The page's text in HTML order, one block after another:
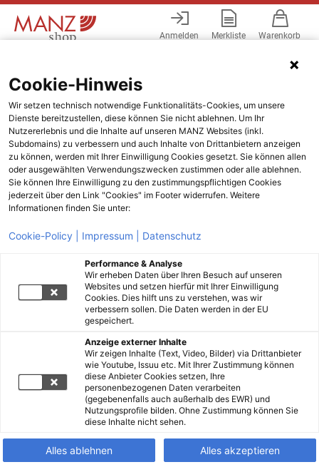
Anmelden Merkliste Warenkorb
Cookie-Hinweis
Wir setzen technisch notwendige Funktionalitäts-Cookies, um unsere
Dienste bereitzustellen, diese können Sie nicht ablehnen. Um Ihr
Nutzererlebnis und die Inhalte auf unseren MANZ Websites (inkl.
Subdomains) zu verbessern und auch Inhalte von Drittanbietern anzeigen
zu können, werden mit Ihrer Einwilligung Cookies gesetzt. Sie können allen
oder ausgewählten Verwendungszwecken zustimmen oder alle ablehnen.
Sie können Ihre Einwilligung zu den zustimmungspflichtigen Cookies
jederzeit über den Link "Cookies" im Footer widerrufen. Weitere
Informationen finden Sie unter:
Cookie-Policy | Impressum | Datenschutz
Performance & Analyse
Wir erheben Daten über Ihren Besuch auf unseren
Websites und setzen hierfür mit Ihrer Einwilligung
Cookies. Dies hilft uns zu verstehen, was wir
verbessern sollen. Die Daten werden in der EU
gespeichert.
Anzeige externer Inhalte
Wir zeigen Inhalte (Text, Video, Bilder) via Drittanbieter
wie Youtube, Issuu etc. Mit Ihrer Zustimmung können
diese Anbieter Cookies setzen, Ihre
personenbezogenen Daten verarbeiten
(gegebenenfalls auch außerhalb des EWR) und
Nutzungsprofile bilden. Ohne Zustimmung können Sie
diese Inhalte nicht sehen.
Alles ablehnen Alles akzeptieren